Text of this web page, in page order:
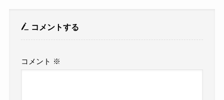
コメントする
コメント ※